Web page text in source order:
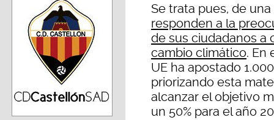
Se trata pues, de una
responden a la
de sus ciudadanos a
cambio climático. En
UE ha apostado
priorizando esta
alcanzar el objetivo
un 50% para el año